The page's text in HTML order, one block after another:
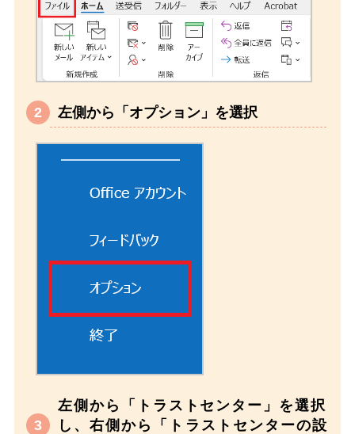
左側から「オプション」を選択
左側から「トラストセンター」を選択
し、右側から「トラストセンターの設